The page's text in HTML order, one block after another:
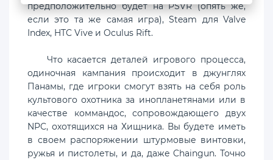
предположительно будет на PSVR (опять же,
если это та же самая игра), Steam для Valve
Index, HTC Vive и Oculus Rift.
Что касается деталей игрового процесса,
одиночная кампания происходит в джунглях
Панамы, где игроки смогут взять на себя роль
культового охотника за инопланетянами или в
качестве коммандос, сопровождающего двух
NPC, охотящихся на Хищника. Вы будете иметь
в своем распоряжении штурмовые винтовки,
ружья и пистолеты, и да, даже Chaingun. Точно